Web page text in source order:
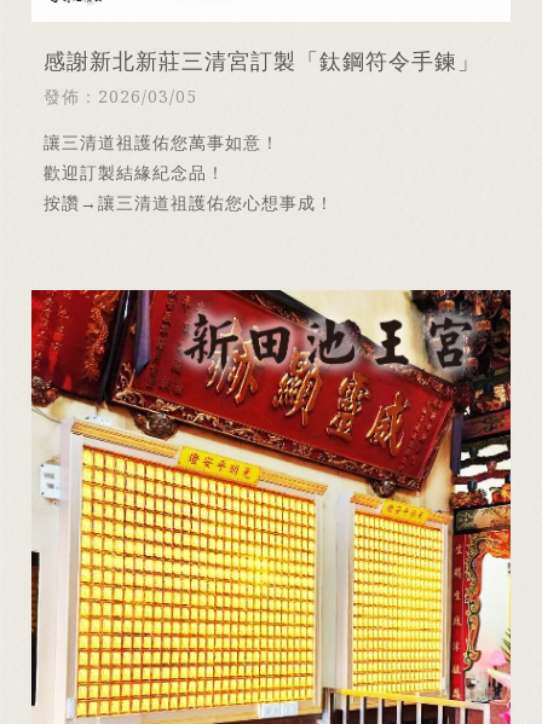
感謝新北新莊三清宮訂製「鈦鋼符令手鍊」
發佈：2026/03/05
讓三清道祖護佑您萬事如意！
歡迎訂製結緣紀念品！
按讚→讓三清道祖護佑您心想事成！